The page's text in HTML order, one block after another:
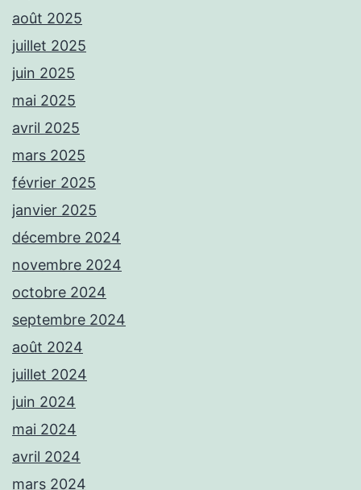
août 2025
juillet 2025
juin 2025
mai 2025
avril 2025
mars 2025
février 2025
janvier 2025
décembre 2024
novembre 2024
octobre 2024
septembre 2024
août 2024
juillet 2024
juin 2024
mai 2024
avril 2024
mars 2024